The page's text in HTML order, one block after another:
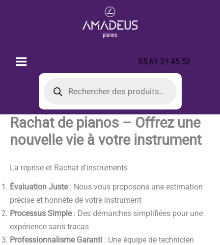
05 61 21 45 52
produits
Rachat de pianos – Offrez une
nouvelle vie à votre instrument
La reprise et Rachat d’instruments
Évaluation Juste: Nous vous proposons une estimation
précise et honnête de votre instrument
Processus Simple: Des démarches simplifiées pour une
expérience sans tracas
Professionnalisme Garanti : Une équipe de technicien